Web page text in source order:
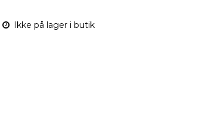
Ikke på lager i butik